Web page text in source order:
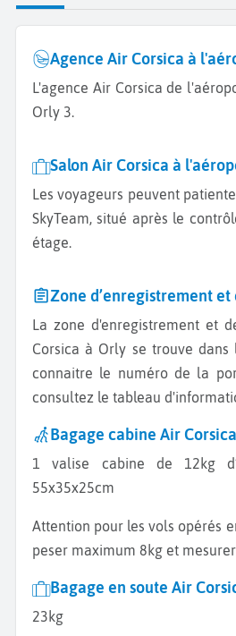
Agence Air Corsica à
L'agence Air Corsica de l'aéroport d'Orly se trouve à
Orly 3.
Salon Air Corsica à
Les voyageurs peuvent patienter au salon Air France
SkyTeam, situé après le
étage.
Zone d’enregistrement et
La zone d'enregistrement et de dépôt bagages Air
Corsica à Orly se trouve
connaitre le numéro de la
consultez le tableau
Bagage cabine Air Corsica
1 valise cabine de 12kg d’une dimension de
55x35x25cm
Attention pour les vols opérés en ATR, le bagage doit
peser maximum 8kg et
Bagage en soute Air
23kg